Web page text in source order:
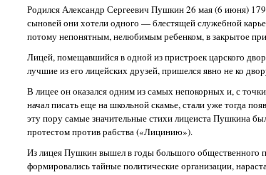
Родился Александр Сергеевич Пушкин 26 мая (6 июня)
сыновей они хотели одного — блестящей служебной
потому непонятным, нелюбимым ребенком, в закрытое
Лицей, помещавшийся в одной из пристроек царского
лучшие из его лицейских друзей, пришелся явно не ко
В лицее он оказался одним из самых непокорных и, с
начал писать еще на школьной скамье, стали уже тогда
эту пору самые значительные стихи лицеиста Пушкина
протестом против рабства («Лицинию»).
Из лицея Пушкин вышел в годы большого общественного
формировались тайные политические организации,